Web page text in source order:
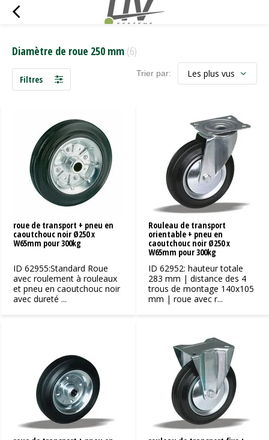
Diamètre de roue 250 mm (6)
Filtres
Trier par:
roue de transport + pneu en
caoutchouc noir Ø250 x
W65mm pour 300kg
ID 62955:Standard Roue
avec roulement à rouleaux
et pneu en caoutchouc noir
avec dureté ...
Rouleau de transport
orientable + pneu en
caoutchouc noir Ø250 x
W65mm pour 300kg
ID 62952: hauteur totale
283 mm | distance des 4
trous de montage 140x105
mm | roue avec r...